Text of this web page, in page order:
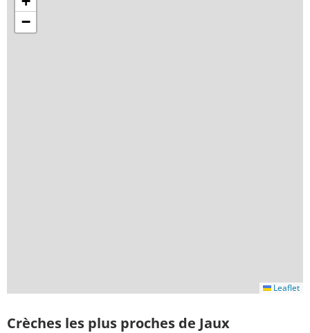
−
Leaflet
Crèches les plus proches de Jaux